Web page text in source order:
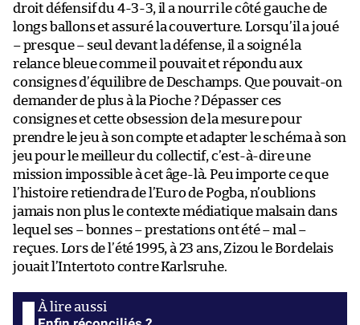
droit défensif du 4-3-3, il a nourri le côté gauche de
longs ballons et assuré la couverture. Lorsqu’il a joué
– presque – seul devant la défense, il a soigné la
relance bleue comme il pouvait et répondu aux
consignes d’équilibre de Deschamps. Que pouvait-on
demander de plus à la Pioche ? Dépasser ces
consignes et cette obsession de la mesure pour
prendre le jeu à son compte et adapter le schéma à son
jeu pour le meilleur du collectif, c’est-à-dire une
mission impossible à cet âge-là. Peu importe ce que
l’histoire retiendra de l’Euro de Pogba, n’oublions
jamais non plus le contexte médiatique malsain dans
lequel ses – bonnes – prestations ont été – mal –
reçues. Lors de l’été 1995, à 23 ans, Zizou le Bordelais
jouait l’Intertoto contre Karlsruhe.